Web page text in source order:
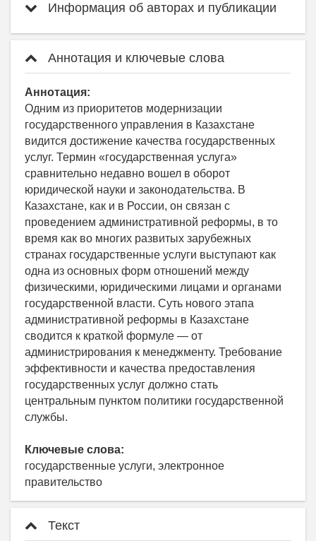
Информация об авторах и публикации
Аннотация и ключевые слова
Аннотация:
Одним из приоритетов модернизации
государственного управления в Казахстане
видится достижение качества государственных
услуг. Термин «государственная услуга»
сравнительно недавно вошел в оборот
юридической науки и законодательства. В
Казахстане, как и в России, он связан с
проведением административной реформы, в то
время как во многих развитых зарубежных
странах государственные услуги выступают как
одна из основных форм отношений между
физическими, юридическими лицами и органами
государственной власти. Суть нового этапа
административной реформы в Казахстане
сводится к краткой формуле — от
администрирования к менеджменту. Требование
эффективности и качества предоставления
государственных услуг должно стать
центральным пунктом политики государственной
службы.
Ключевые слова:
государственные услуги, электронное
правительство
Текст